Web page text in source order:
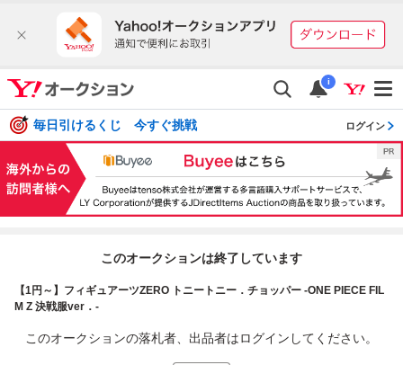
i
毎日引けるくじ 今すぐ挑戦 ログイン
このオークションは終了しています
【1円～】フィギュアーツZERO トニートニー．チョッパー -ONE PIECE FIL
M Z 決戦服ver．-
このオークションの落札者、出品者はログインしてください。